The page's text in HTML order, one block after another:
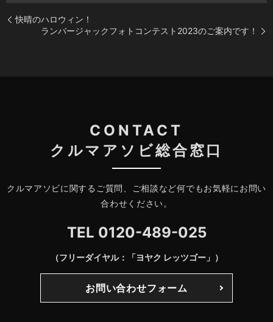
快晴のハロウィン！
ランバージャックフォトコンテスト2023のご案内です！
CONTACT
クルマアソビ総合窓口
クルマアソビに関するご質問、ご相談など何でもお気軽にお問い
合わせください。
TEL 0120-489-025
（フリーダイヤル：「ヨヤク レッツゴー」）
お問い合わせフォーム